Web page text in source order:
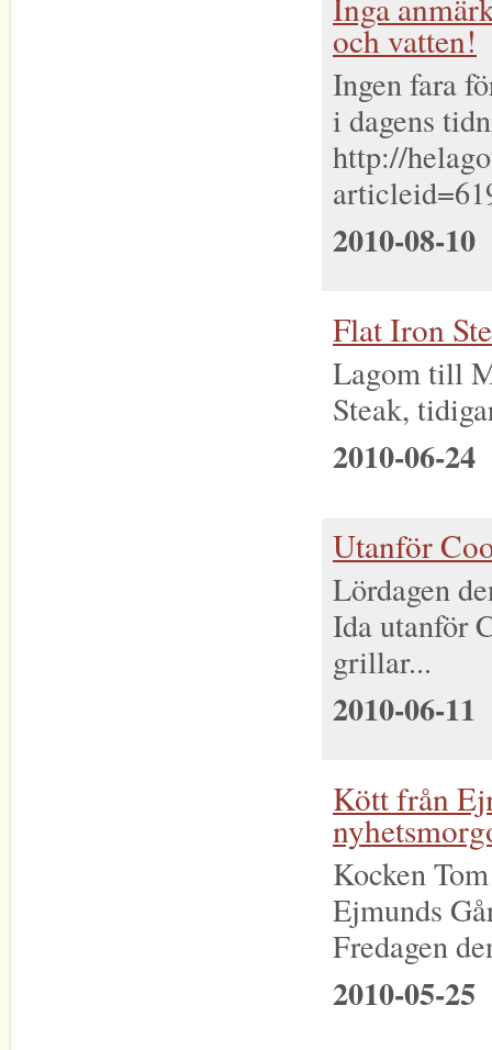
och vatten!
Ingen fara
i dagens
http://
2010-08-10
Flat Iron
Lagom till
Steak,
2010-06-24
Utanför
Lördagen
Ida utanför
grillar...
2010-06-11
Kött från
Kocken
Ejmunds
Fredagen
2010-05-25